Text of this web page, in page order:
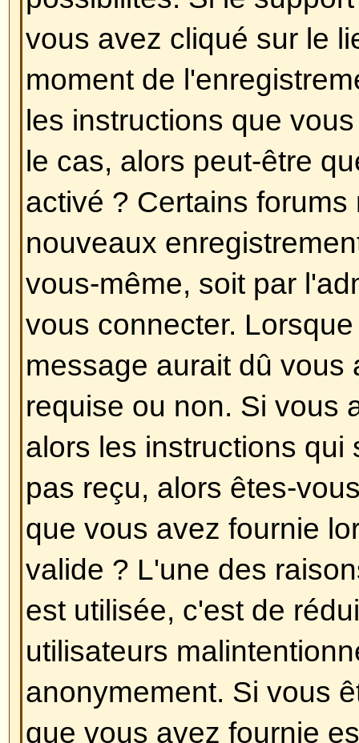
Toutes vos préférences (si vous
stockées dans la base de
pages, mais cela peut ne pas
permettra de changer toutes
Revenir en haut
Les heures ne sont pas
Les heures sont certainement
que vous pouvez voir sont les
un fuseau horaire différent du
vous devriez changer vos
en choisissant le fuseau
Londres, Paris, New York,
que changer le fuseau horaire,
autres options peut uniquement
utilisateurs enregistrés. Donc, si
enregistré, c'est la bonne heure
pardonnez le jeu de mots !
Revenir en haut
J'ai changé le fuseau horaire
incorrecte !
Si vous êtes sûr d'avoir choisi